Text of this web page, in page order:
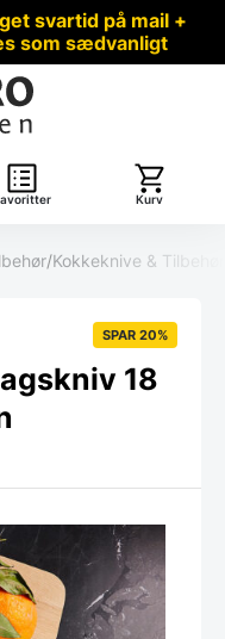
svartid på mail +
som sædvanligt
Kurv
/Kokkeknive & Tilbehør
SPAR 20%
18